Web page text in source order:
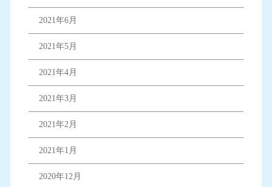
2021年6月
2021年5月
2021年4月
2021年3月
2021年2月
2021年1月
2020年12月